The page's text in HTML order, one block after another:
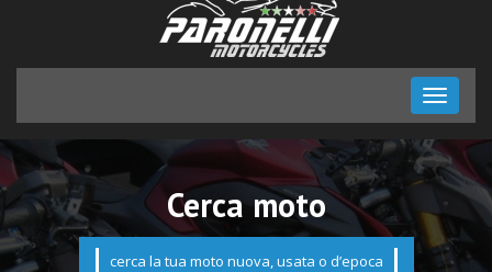
Toggle
Cerca moto
cerca la tua moto nuova, usata o d’epoca